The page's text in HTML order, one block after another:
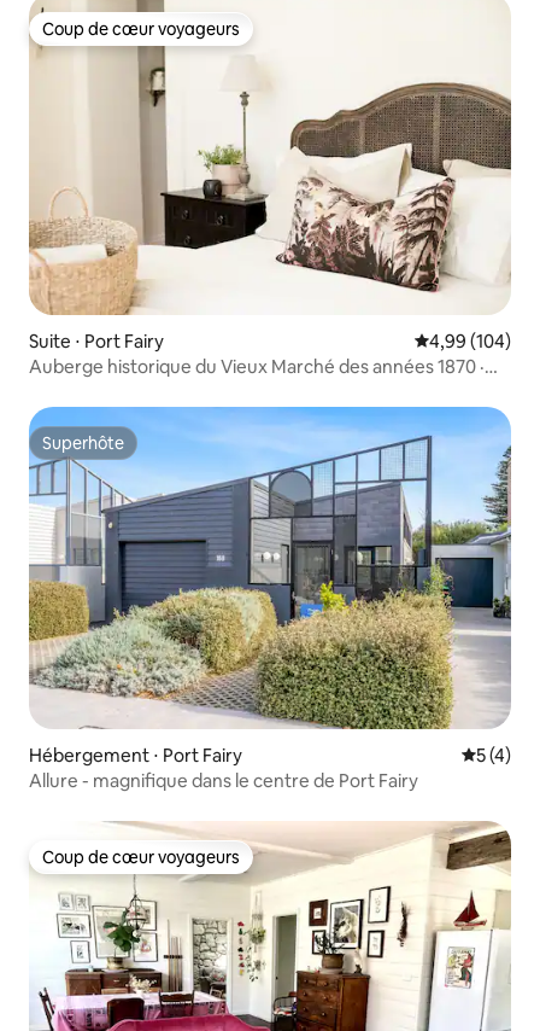
Coup de cœur voyageurs
Coup de cœur voyageurs
Suite ⋅ Port Fairy Évaluation
4,99 (104)
Auberge historique du Vieux Marché des années 1870 ·
Superhôte
Superhôte
Hébergement ⋅ Port Fairy
5 (4)
Allure - magnifique dans le centre de Port Fairy
Coup de cœur voyageurs
Coup de cœur voyageurs